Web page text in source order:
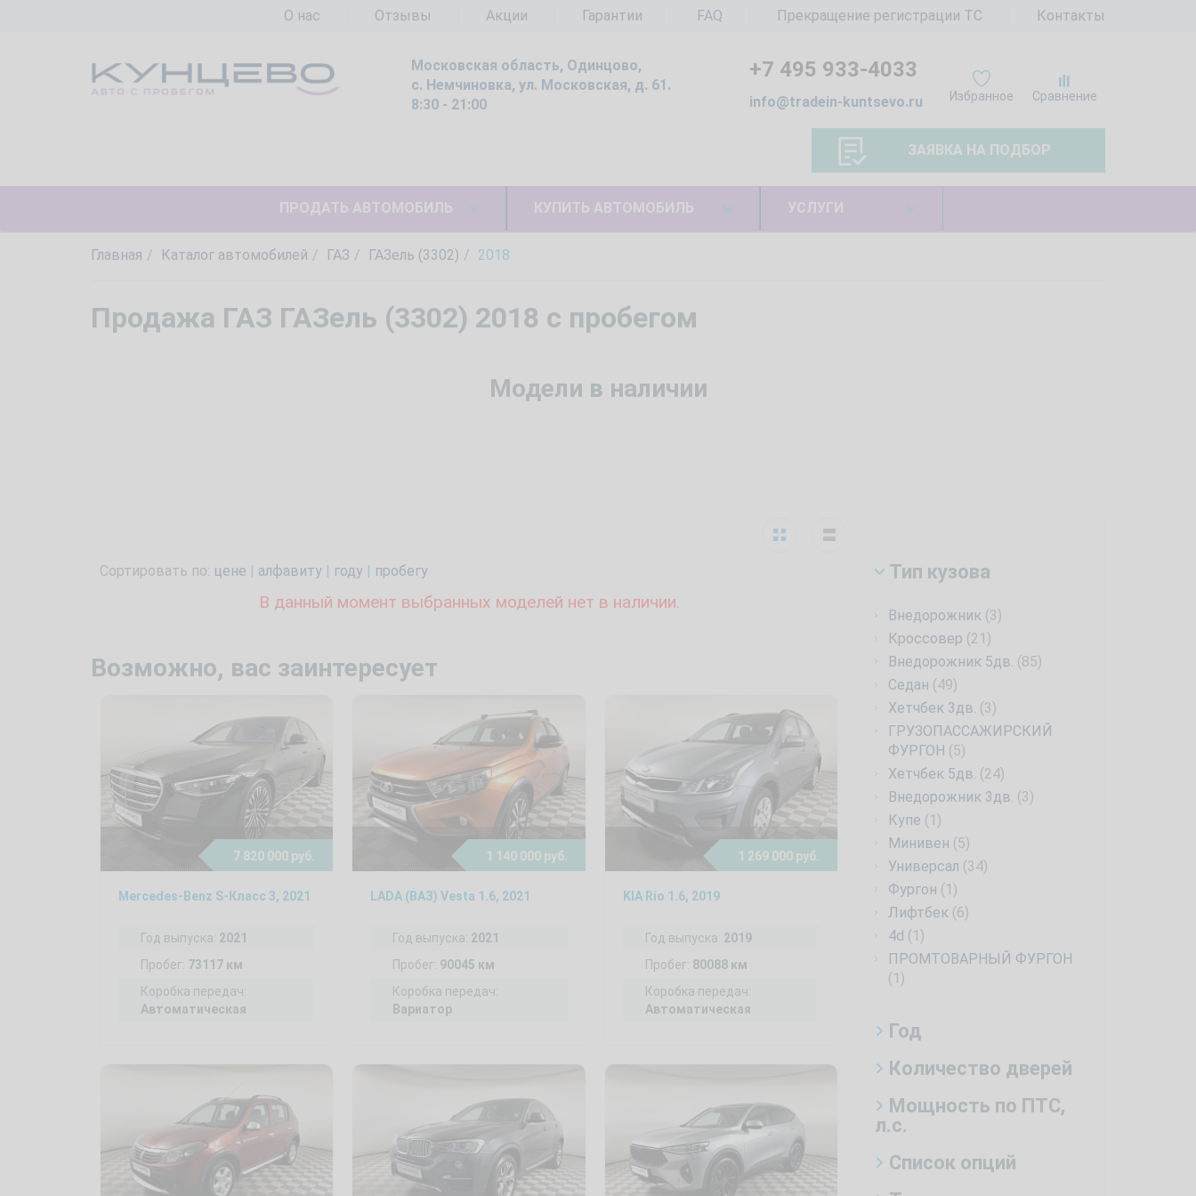
О нас Отзывы Акции Гарантии FAQ Прекращение регистрации ТС Контакты
Московская область, Одинцово,
с. Немчиновка, ул. Московская, д. 61.
8:30 - 21:00
Избранное Сравнение
+7 495 933-4033
info@tradein-kuntsevo.ru
ЗАЯВКА НА ПОДБОР
ПРОДАТЬ АВТОМОБИЛЬ КУПИТЬ АВТОМОБИЛЬ УСЛУГИ
Главная Каталог автомобилей ГАЗ ГАЗель (3302) 2018
Продажа ГАЗ ГАЗель (3302) 2018 с пробегом
Модели в наличии
Тип кузова
Внедорожник (3)
Кроссовер (21)
Внедорожник 5дв. (85)
Седан (49)
Хетчбек 3дв. (3)
ГРУЗОПАССАЖИРСКИЙ
ФУРГОН (5)
Хетчбек 5дв. (24)
Внедорожник 3дв. (3)
Купе (1)
Минивен (5)
Универсал (34)
Фургон (1)
Лифтбек (6)
4d (1)
ПРОМТОВАРНЫЙ ФУРГОН
(1)
Год
Количество дверей
Мощность по ПТС,
л.с.
Список опций
Сортировать по: цене | алфавиту | году | пробегу
В данный момент выбранных моделей нет в наличии.
Возможно, вас заинтересует
7 820 000 руб.
Mercedes-Benz S-Класс 3, 2021
Год выпуска: 2021
Пробег: 73117 км
Коробка передач:
Автоматическая
1 140 000 руб.
LADA (ВАЗ) Vesta 1.6, 2021
Год выпуска: 2021
Пробег: 90045 км
Коробка передач:
Вариатор
1 269 000 руб.
KIA Rio 1.6, 2019
Год выпуска: 2019
Пробег: 80088 км
Коробка передач:
Автоматическая